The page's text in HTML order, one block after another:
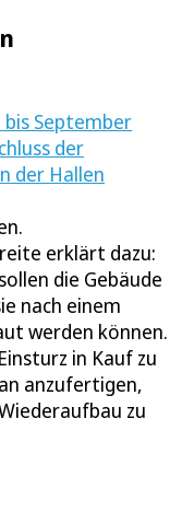
September
der
der Hallen
erklärt dazu:
die Gebäude
nach einem
werden können.
in Kauf zu
anzufertigen,
zu